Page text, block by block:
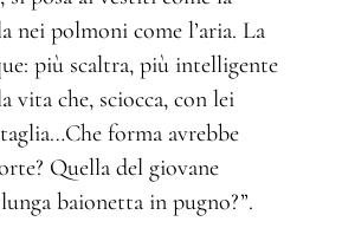
nei polmoni come l’aria. La
più scaltra, più intelligente
vita che, sciocca, con lei
forma avrebbe
Quella del giovane
baionetta in pugno?”.